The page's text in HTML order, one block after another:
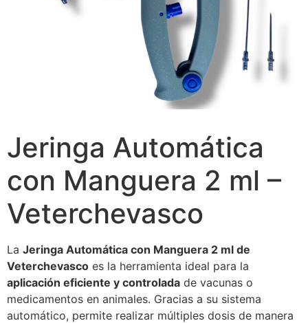
Jeringa Automática
con Manguera 2 ml –
Veterchevasco
La Jeringa Automática con Manguera 2 ml de
Veterchevasco es la herramienta ideal para la
aplicación eficiente y controlada de vacunas o
medicamentos en animales. Gracias a su sistema
automático, permite realizar múltiples dosis de manera